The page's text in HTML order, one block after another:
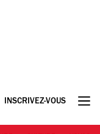
INSCRIVEZ-VOUS